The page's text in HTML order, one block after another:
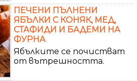
ПЕЧЕНИ ПЪЛНЕНИ
ЯБЪЛКИ С КОНЯК, МЕД,
СТАФИДИ И БАДЕМИ НА
ФУРНА
Ябълките се почистват
от вътрешността.